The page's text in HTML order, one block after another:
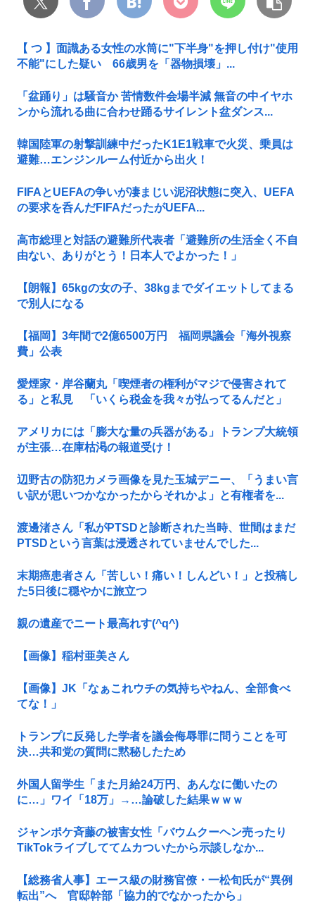
【 つ 】面識ある女性の水筒に"下半身"を押し付け"使用
不能"にした疑い 66歳男を「器物損壊」...
「盆踊り」は騒音か 苦情数件会場半減 無音の中イヤホ
ンから流れる曲に合わせ踊るサイレント盆ダンス...
韓国陸軍の射撃訓練中だったK1E1戦車で火災、乗員は
避難…エンジンルーム付近から出火！
FIFAとUEFAの争いが凄まじい泥沼状態に突入、UEFA
の要求を呑んだFIFAだったがUEFA...
高市総理と対話の避難所代表者「避難所の生活全く不自
由ない、ありがとう！日本人でよかった！」
【朗報】65kgの女の子、38kgまでダイエットしてまる
で別人になる
【福岡】3年間で2億6500万円 福岡県議会「海外視察
費」公表
愛煙家・岸谷蘭丸「喫煙者の権利がマジで侵害されて
る」と私見 「いくら税金を我々が払ってるんだと」
アメリカには「膨大な量の兵器がある」トランプ大統領
が主張…在庫枯渇の報道受け！
辺野古の防犯カメラ画像を見た玉城デニー、「うまい言
い訳が思いつかなかったからそれかよ」と有権者を...
渡邊渚さん「私がPTSDと診断された当時、世間はまだ
PTSDという言葉は浸透されていませんでした...
末期癌患者さん「苦しい！痛い！しんどい！」と投稿し
た5日後に穏やかに旅立つ
親の遺産でニート最高れす(^q^)
【画像】稲村亜美さん
【画像】JK「なぁこれウチの気持ちやねん、全部食べ
てな！」
トランプに反発した学者を議会侮辱罪に問うことを可
決…共和党の質問に黙秘したため
外国人留学生「また月給24万円、あんなに働いたの
に…」ワイ「18万」→…論破した結果ｗｗｗ
ジャンポケ斉藤の被害女性「バウムクーヘン売ったり
TikTokライブしててムカついたから示談しなか...
【総務省人事】エース級の財務官僚・一松旬氏が“異例
転出”へ 官邸幹部「協力的でなかったから」